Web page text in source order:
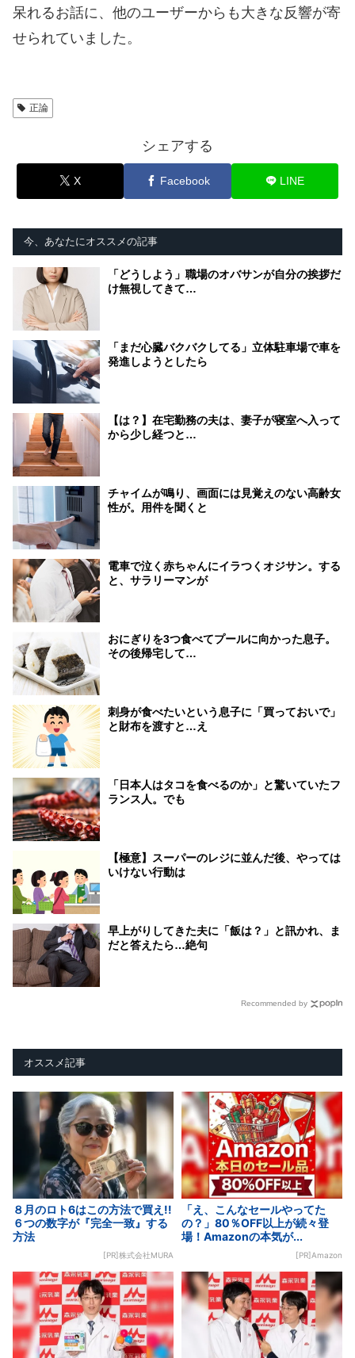
呆れるお話に、他のユーザーからも大きな反響が寄
せられていました。
正論
シェアする
X Facebook LINE
今、あなたにオススメの記事
「どうしよう」職場のオバサンが自分の挨拶だ
け無視してきて…
「まだ心臓バクバクしてる」立体駐車場で車を
発進しようとしたら
【は？】在宅勤務の夫は、妻子が寝室へ入って
から少し経つと…
チャイムが鳴り、画面には見覚えのない高齢女
性が。用件を聞くと
電車で泣く赤ちゃんにイラつくオジサン。する
と、サラリーマンが
おにぎりを3つ食べてプールに向かった息子。
その後帰宅して…
刺身が食べたいという息子に「買っておいで」
と財布を渡すと…え
「日本人はタコを食べるのか」と驚いていたフ
ランス人。でも
【極意】スーパーのレジに並んだ後、やっては
いけない行動は
早上がりしてきた夫に「飯は？」と訊かれ、ま
だと答えたら…絶句
Recommended by
オススメ記事
８月のロト6はこの方法で買え!!
６つの数字が『完全一致』する
方法
[PR]株式会社MURA
「え、こんなセールやってた
の？」80％OFF以上が続々登
場！Amazonの本気が...
[PR]Amazon